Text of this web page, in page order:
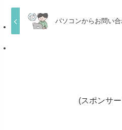
パソコンからお問い
(スポンサ